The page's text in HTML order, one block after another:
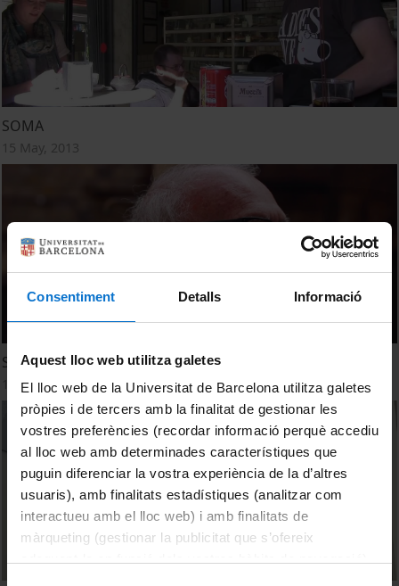
Consentiment Detalls Informació
Aquest lloc web utilitza galetes
El lloc web de la Universitat de Barcelona utilitza galetes
pròpies i de tercers amb la finalitat de gestionar les
vostres preferències (recordar informació perquè accediu
al lloc web amb determinades característiques que
puguin diferenciar la vostra experiència de la d’altres
usuaris), amb finalitats estadístiques (analitzar com
interactueu amb el lloc web) i amb finalitats de
màrqueting (gestionar la publicitat que s’ofereix
SOMA
15 May, 2013
Silience
15 June, 2018